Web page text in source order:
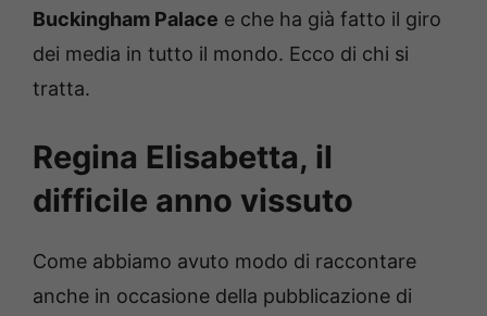
Buckingham Palace e che ha già fatto il giro
dei media in tutto il mondo. Ecco di chi si
tratta.
Regina Elisabetta, il
difficile anno vissuto
Come abbiamo avuto modo di raccontare
anche in occasione della pubblicazione di